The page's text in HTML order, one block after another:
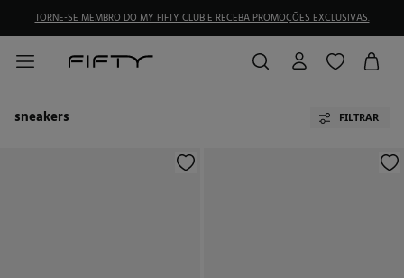
TORNE-SE MEMBRO DO MY FIFTY CLUB E RECEBA PROMOÇÕES EXCLUSIVAS.
sneakers FILTRAR